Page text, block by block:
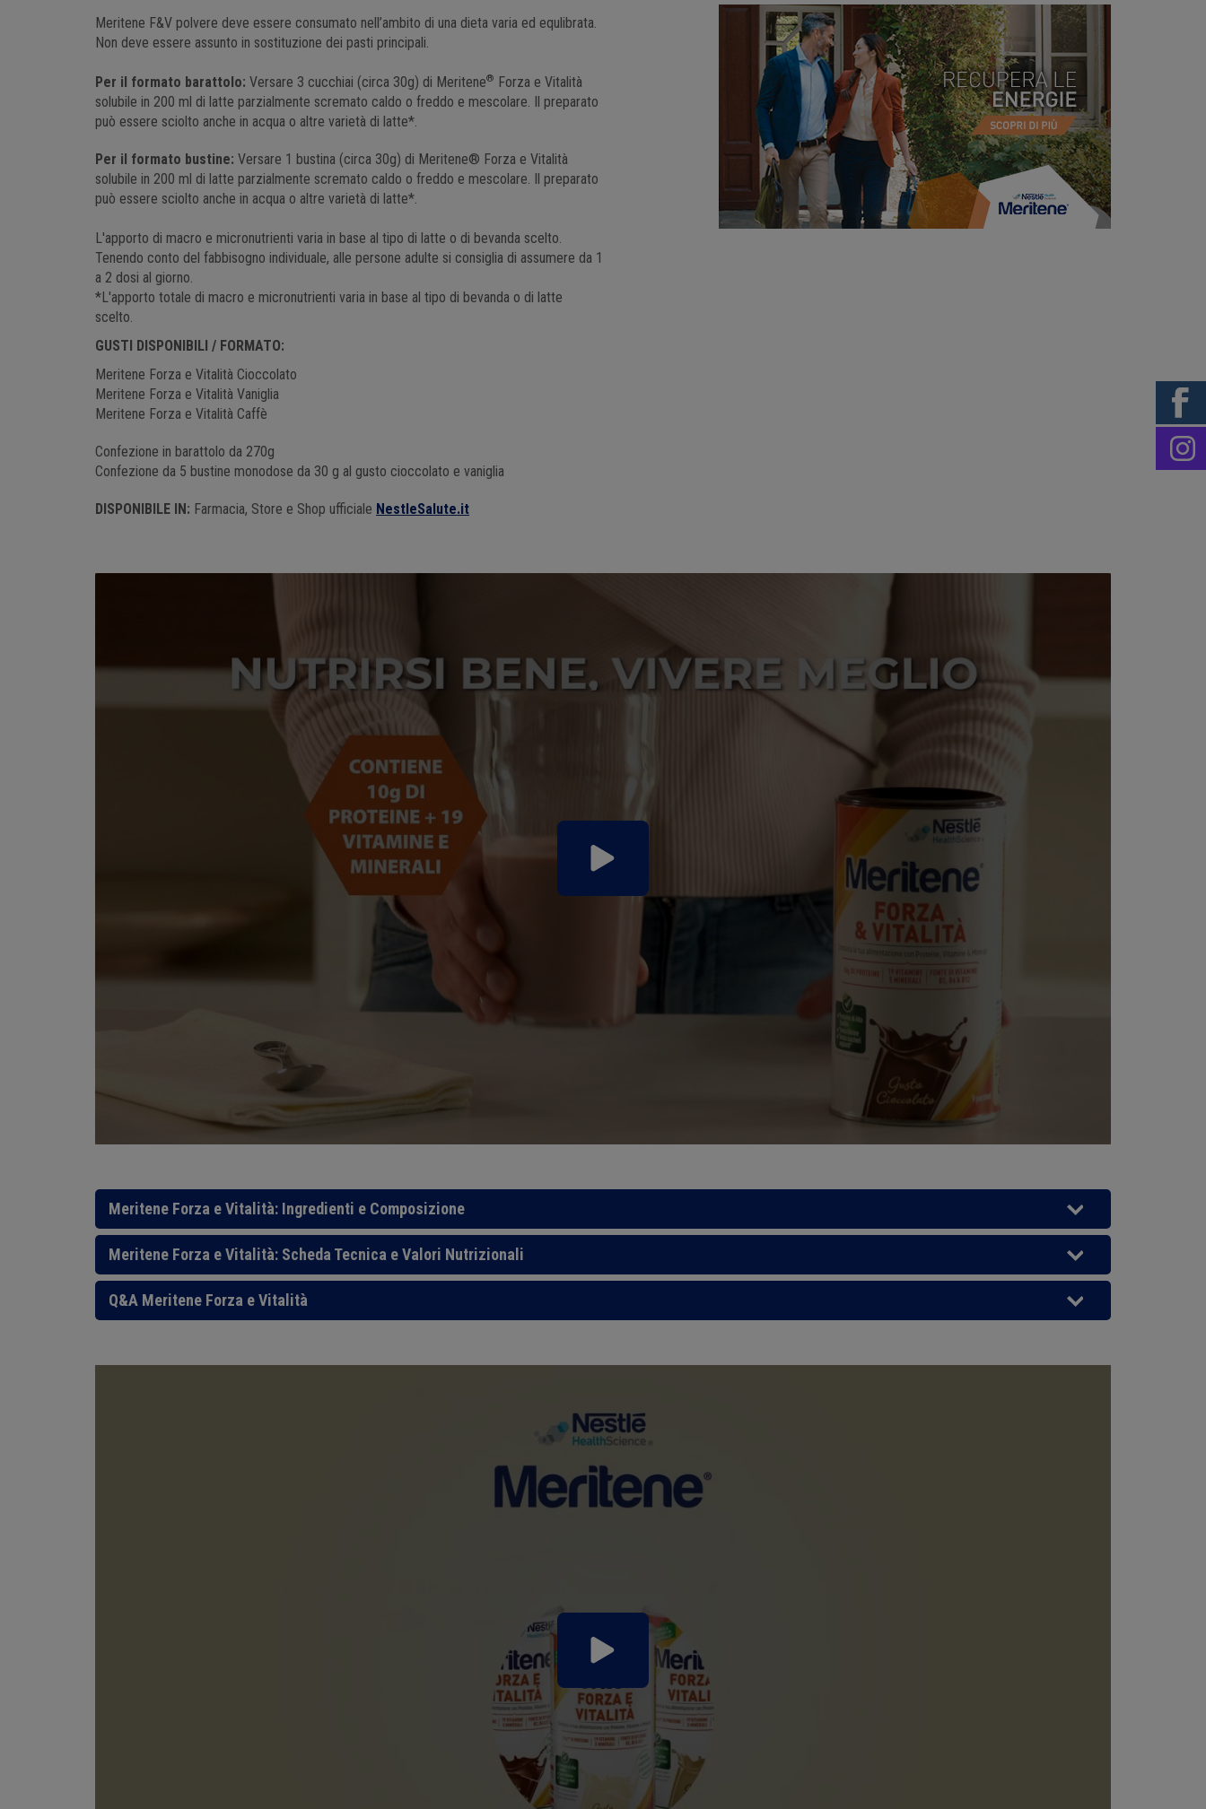
Meritene F&V polvere deve essere consumato nell’ambito di una dieta varia ed equlibrata.
Non deve essere assunto in sostituzione dei pasti principali.
Per il formato barattolo: Versare 3 cucchiai (circa 30g) di Meritene® Forza e Vitalità
solubile in 200 ml di latte parzialmente scremato caldo o freddo e mescolare. Il preparato
può essere sciolto anche in acqua o altre varietà di latte*.
Per il formato bustine: Versare 1 bustina (circa 30g) di Meritene® Forza e Vitalità
solubile in 200 ml di latte parzialmente scremato caldo o freddo e mescolare. Il preparato
può essere sciolto anche in acqua o altre varietà di latte*.
L'apporto di macro e micronutrienti varia in base al tipo di latte o di bevanda scelto.
Tenendo conto del fabbisogno individuale, alle persone adulte si consiglia di assumere da 1
a 2 dosi al giorno.
*L'apporto totale di macro e micronutrienti varia in base al tipo di bevanda o di latte
scelto.
GUSTI DISPONIBILI / FORMATO:
Meritene Forza e Vitalità Cioccolato
Meritene Forza e Vitalità Vaniglia
Meritene Forza e Vitalità Caffè
Confezione in barattolo da 270g
Confezione da 5 bustine monodose da 30 g al gusto cioccolato e vaniglia
DISPONIBILE IN: Farmacia, Store e Shop ufficiale NestleSalute.it
Meritene Forza e Vitalità: Ingredienti e Composizione
Meritene Forza e Vitalità: Scheda Tecnica e Valori Nutrizionali
Q&A Meritene Forza e Vitalità